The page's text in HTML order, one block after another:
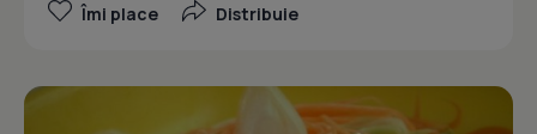
Îmi place Distribuie